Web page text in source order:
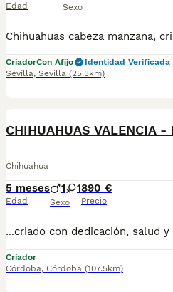
Edad Sexo
CriadorCon Afijo
Identidad Verificada
Sevilla, Sevilla (25.3km)
CHIHUAHUAS VALENCIA -
Chihuahua
5 meses
Edad
1 1
Sexo
890 €
Precio
Criador
Córdoba, Córdoba (107.5km)